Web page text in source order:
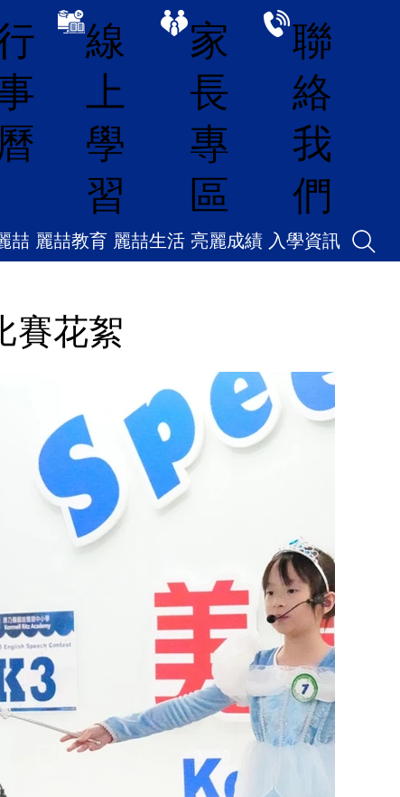
曆
線
上
學
習
家
長
專
區
聯
絡
我
們
喆 麗喆教育 麗喆生活 亮麗成績 入學資訊
賽花絮